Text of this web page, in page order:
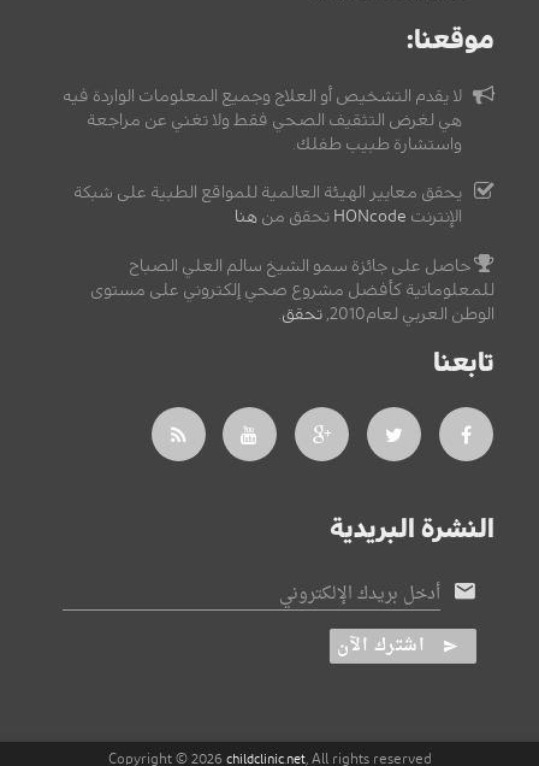
موقعنا:
لا يقدم التشخيص أو العلاج وجميع المعلومات الواردة فيه
هي لغرض التثقيف الصحي فقط ولا تغني عن مراجعة
واستشارة طبيب طفلك.
يحقق معايير الهيئة العالمية للمواقع الطبية على شبكة
الإنترنت HONcode تحقق من هنا
حاصل على جائزة سمو الشيخ سالم العلي الصباح
للمعلوماتية كأفضل مشروع صحي إلكتروني على مستوى
الوطن العربي لعام2010,
تحقق
تابعنا
النشرة البريدية
أدخل بريدك الإلكتروني
اشترك الآن
Copyright © 2026 childclinic.net, All rights reserved